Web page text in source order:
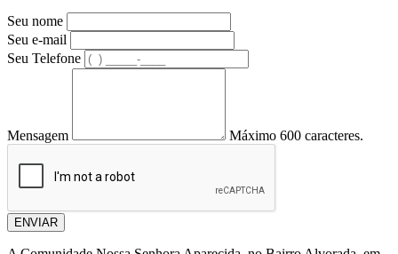
Seu nome
Seu e-mail
Seu Telefone
Mensagem Máximo 600 caracteres.
ENVIAR